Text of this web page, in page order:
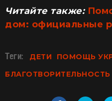
Читайте также:
дом: официальные
Теги: ДЕТИ ПОМОЩЬ
БЛАГОТВОРИТЕЛЬНОСТЬ